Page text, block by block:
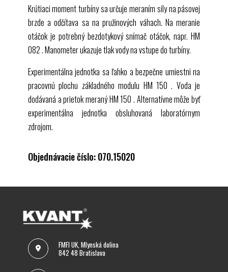
Krútiaci moment turbíny sa určuje meraním sily na pásovej
brzde a odčítava sa na pružinových váhach. Na meranie
otáčok je potrebný bezdotykový snímač otáčok, napr.HM
082. Manometer ukazuje tlak vody na vstupe do turbíny.
Experimentálna jednotka sa ľahko a bezpečne umiestni na
pracovnú plochu základného modulu HM 150 . Voda je
dodávaná a prietok meranýHM 150 . Alternatívne môže byť
experimentálna jednotka obsluhovaná laboratórnym
zdrojom.
Objednávacie číslo: 070.15020
FMFI UK, Mlynská dolina
842 48 Bratislava